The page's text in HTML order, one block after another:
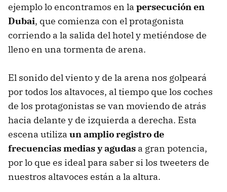
ejemplo lo encontramos en la persecución en
Dubai, que comienza con el protagonista
corriendo a la salida del hotel y metiéndose de
lleno en una tormenta de arena.
El sonido del viento y de la arena nos golpeará
por todos los altavoces, al tiempo que los coches
de los protagonistas se van moviendo de atrás
hacia delante y de izquierda a derecha. Esta
escena utiliza un amplio registro de
frecuencias medias y agudas a gran potencia,
por lo que es ideal para saber si los tweeters de
nuestros altavoces están a la altura.